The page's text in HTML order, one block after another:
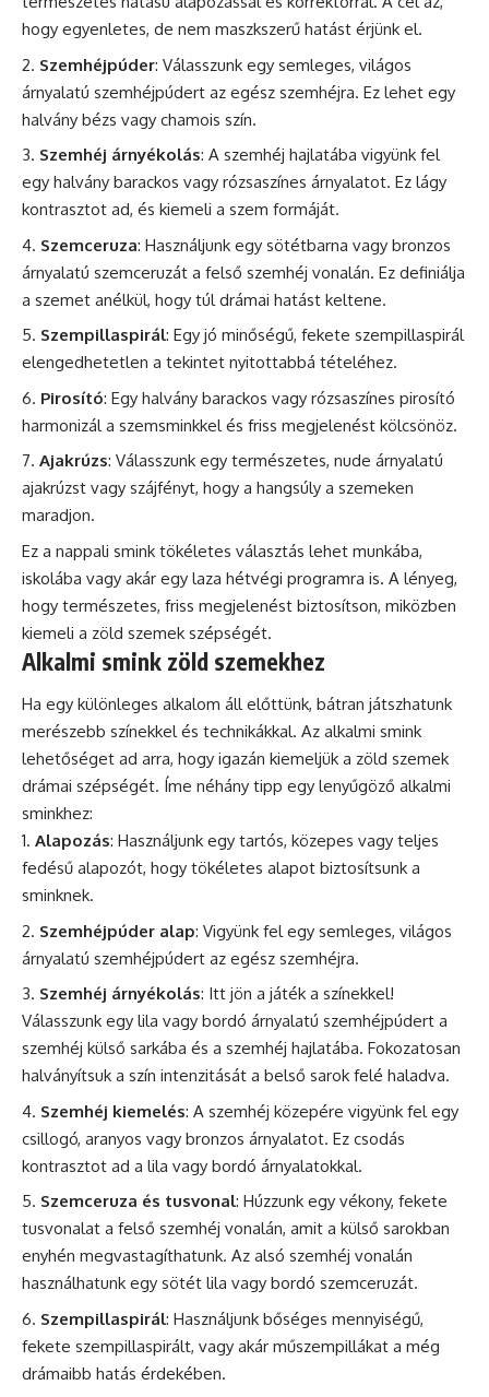
hogy egyenletes, de nem maszkszerű hatást érjünk el.
Szemhéjpúder: Válasszunk egy semleges, világos
árnyalatú szemhéjpúdert az egész szemhéjra. Ez lehet egy
halvány bézs vagy chamois szín.
Szemhéj árnyékolás: A szemhéj hajlatába vigyünk fel
egy halvány barackos vagy rózsaszínes árnyalatot. Ez lágy
kontrasztot ad, és kiemeli a szem formáját.
Szemceruza: Használjunk egy sötétbarna vagy bronzos
árnyalatú szemceruzát a felső szemhéj vonalán. Ez definiálja
a szemet anélkül, hogy túl drámai hatást keltene.
Szempillaspirál: Egy jó minőségű, fekete szempillaspirál
elengedhetetlen a tekintet nyitottabbá tételéhez.
Pirosító: Egy halvány barackos vagy rózsaszínes pirosító
harmonizál a szemsminkkel és friss megjelenést kölcsönöz.
Ajakrúzs: Válasszunk egy természetes, nude árnyalatú
ajakrúzst vagy szájfényt, hogy a hangsúly a szemeken
maradjon.
Ez a nappali smink tökéletes választás lehet munkába,
iskolába vagy akár egy laza hétvégi programra is. A lényeg,
hogy természetes, friss megjelenést biztosítson, miközben
kiemeli a zöld szemek szépségét.
Alkalmi smink zöld szemekhez
Ha egy különleges alkalom áll előttünk, bátran játszhatunk
merészebb színekkel és technikákkal. Az alkalmi smink
lehetőséget ad arra, hogy igazán kiemeljük a zöld szemek
drámai szépségét. Íme néhány tipp egy lenyűgöző alkalmi
sminkhez:
Alapozás: Használjunk egy tartós, közepes vagy teljes
fedésű alapozót, hogy tökéletes alapot biztosítsunk a
sminknek.
Szemhéjpúder alap: Vigyünk fel egy semleges, világos
árnyalatú szemhéjpúdert az egész szemhéjra.
Szemhéj árnyékolás: Itt jön a játék a színekkel!
Válasszunk egy lila vagy bordó árnyalatú szemhéjpúdert a
szemhéj külső sarkába és a szemhéj hajlatába. Fokozatosan
halványítsuk a szín intenzitását a belső sarok felé haladva.
Szemhéj kiemelés: A szemhéj közepére vigyünk fel egy
csillogó, aranyos vagy bronzos árnyalatot. Ez csodás
kontrasztot ad a lila vagy bordó árnyalatokkal.
Szemceruza és tusvonal: Húzzunk egy vékony, fekete
tusvonalat a felső szemhéj vonalán, amit a külső sarokban
enyhén megvastagíthatunk. Az alsó szemhéj vonalán
használhatunk egy sötét lila vagy bordó szemceruzát.
Szempillaspirál: Használjunk bőséges mennyiségű,
fekete szempillaspirált, vagy akár műszempillákat a még
drámaibb hatás érdekében.